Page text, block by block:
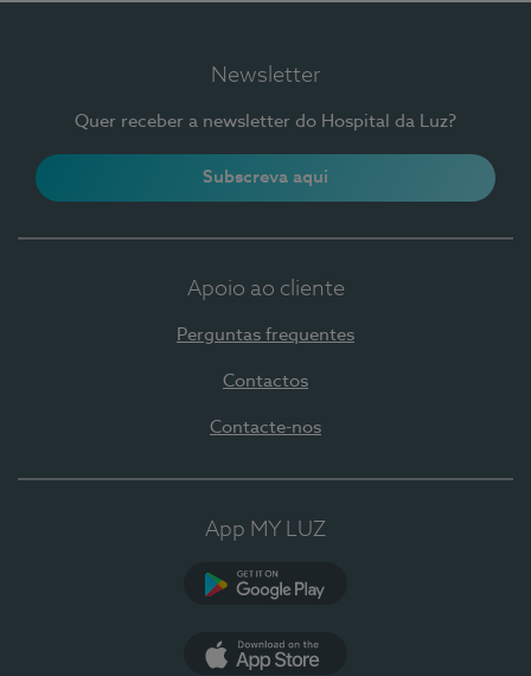
Newsletter
Quer receber a newsletter do Hospital da Luz?
Subscreva aqui
Apoio ao cliente
Perguntas frequentes
Contactos
Contacte-nos
App MY LUZ